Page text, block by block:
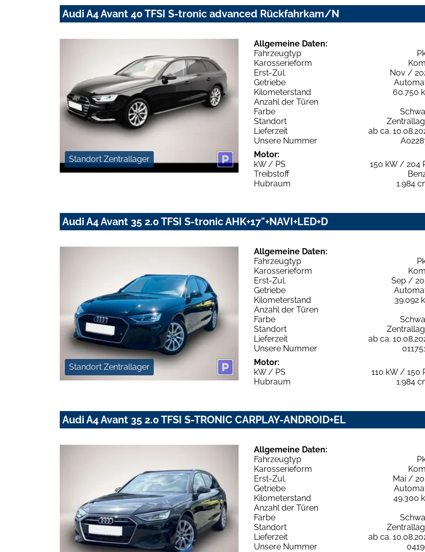
Audi A4 Avant 40 TFSI S-tronic advanced Rückfahrkam/N
Standort Zentrallager
Allgemeine Daten:
Fahrzeugtyp
Karosserieform
Erst-Zul.
Nov /
Getriebe
Kilometerstand
60.750
Anzahl der Türen
Farbe
Standort
Lieferzeit
ab ca.
Unsere Nummer
Motor:
kW / PS
150 kW / 204
Treibstoff
Hubraum
1.984
Audi A4 Avant 35 2.0 TFSI S-tronic AHK+17"+NAVI+LED+D
Standort Zentrallager
Allgemeine Daten:
Fahrzeugtyp
Karosserieform
Erst-Zul.
Sep /
Getriebe
Kilometerstand
39.092
Anzahl der Türen
Farbe
Standort
Lieferzeit
ab ca.
Unsere Nummer
Motor:
kW / PS
110 kW / 150
Hubraum
1.984
Audi A4 Avant 35 2.0 TFSI S-TRONIC CARPLAY-ANDROID+EL
Allgemeine Daten:
Fahrzeugtyp
Karosserieform
Erst-Zul.
Mai /
Getriebe
Kilometerstand
49.300
Anzahl der Türen
Farbe
Standort
Lieferzeit
ab ca.
Unsere Nummer